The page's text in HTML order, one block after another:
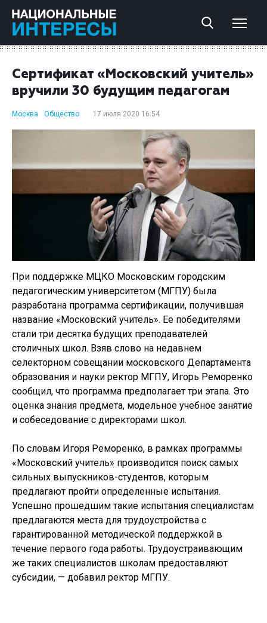
Сертификат «Московский учитель»
вручили 30 будущим педагогам
Москва Общество 17 июля 2020 16:54
При поддержке МЦКО Московским городским
педагогическим университетом (МГПУ) была
разработана программа сертификации, получившая
название «Московский учитель». Ее победителями
стали три десятка будущих преподавателей
столичных школ. Взяв слово на недавнем
селекторном совещании московского Департамента
образования и науки ректор МГПУ, Игорь Реморенко
сообщил, что программа предполагает три этапа. Это
оценка знания предмета, модельное учебное занятие
и собеседование с директорами школ.
По словам Игоря Реморенко, в рамках программы
«Московский учитель» производится поиск самых
сильных выпускников-студентов, которым
предлагают пройти определенные испытания.
Успешно прошедшим такие испытания специалистам
предлагаются места для трудоустройства с
гарантированной методической поддержкой в
течение первого года работы. Трудоустраивающим
же таких специалистов школам предоставляют
субсидии, — добавил ректор МГПУ.